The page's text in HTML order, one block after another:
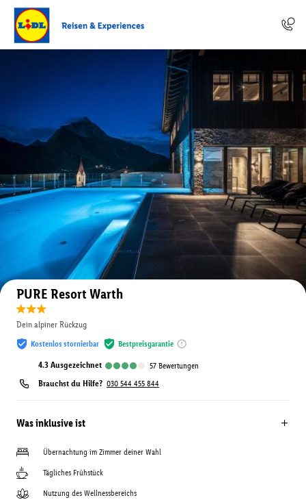
Auf der Karte anzeigen
PURE Resort Warth
Dein alpiner Rückzug
Kostenlos stornierbar Bestpreisgarantie
4.3 ausgezeichnet 57 Bewertungen
Brauchst du Hilfe? 030 544 455 844
Was inklusive ist
Übernachtung im Zimmer deiner Wahl
Tägliches Frühstück
Nutzung des Wellnessbereichs